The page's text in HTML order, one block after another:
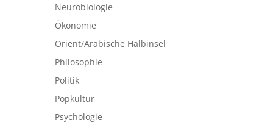
Neurobiologie
Ökonomie
Orient/Arabische Halbinsel
Philosophie
Politik
Popkultur
Psychologie